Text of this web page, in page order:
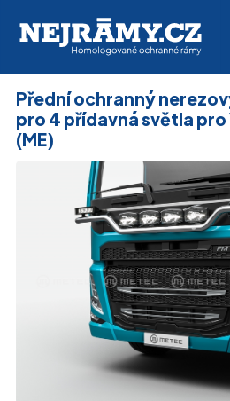
Přední ochranný
pro 4 přídavná světla
(ME)